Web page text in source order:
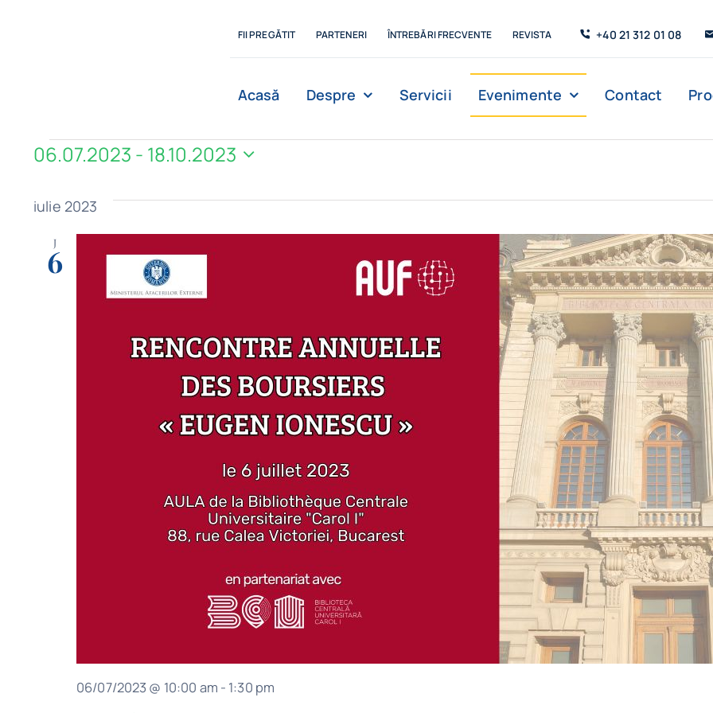
FII PREGĂTIT PARTENERI ÎNTREBĂRI FRECVENTE REVISTA +40 21 312 01 08
Acasă Despre Servicii Evenimente Contact
Evenimente
06.07.2023 - 18.10.2023
data.
iulie 2023
J
6
06/07/2023 @ 10:00 am - 1:30 pm